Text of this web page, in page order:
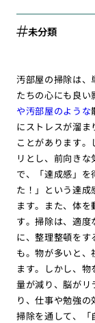
未分類
汚部屋の掃除は、
たちの心にも良い
や汚部屋のような
にストレスが溜ま
ことがあります
リとし、前向き
で、「達成感」を
た！」という達
ます。また、体
す。掃除は、適
に、整理整頓を
も。物が多いと、
ます。しかし、
量が減り、脳がリ
り、仕事や勉強の
掃除を通して、「